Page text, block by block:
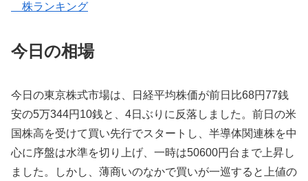
株ランキング
今日の相場
今日の東京株式市場は、日経平均株価が前日比68円77銭
安の5万344円10銭と、4日ぶりに反落しました。前日の米
国株高を受けて買い先行でスタートし、半導体関連株を中
心に序盤は水準を切り上げ、一時は50600円台まで上昇し
ました。しかし、薄商いのなかで買いが一巡すると上値の